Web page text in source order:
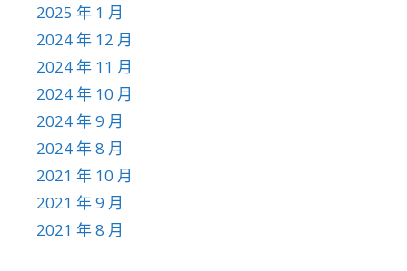
2025 年 1 月
2024 年 12 月
2024 年 11 月
2024 年 10 月
2024 年 9 月
2024 年 8 月
2021 年 10 月
2021 年 9 月
2021 年 8 月